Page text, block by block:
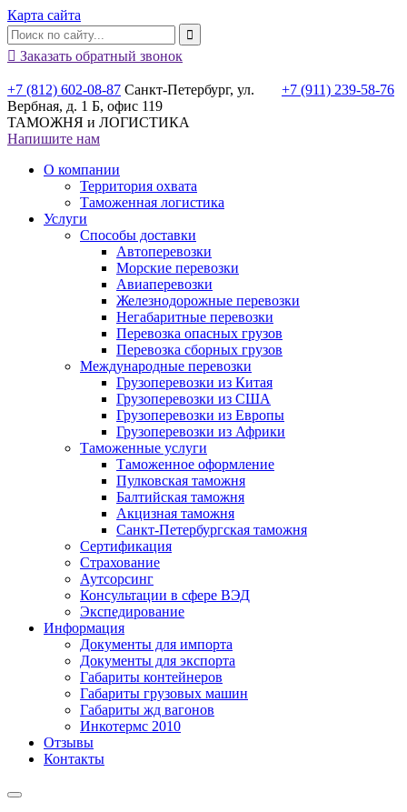
Карта сайта
 Заказать обратный звонок
+7 (812) 602-08-87 +7 (911) 239-58-76
Санкт-Петербург, ул.
Вербная, д. 1 Б, офис 119
ТАМОЖНЯ и ЛОГИСТИКА
Напишите нам
О компании
Территория охвата
Таможенная логистика
Услуги
Способы доставки
Автоперевозки
Морские перевозки
Авиаперевозки
Железнодорожные перевозки
Негабаритные перевозки
Перевозка опасных грузов
Перевозка сборных грузов
Международные перевозки
Грузоперевозки из Китая
Грузоперевозки из США
Грузоперевозки из Европы
Грузоперевозки из Африки
Таможенные услуги
Таможенное оформление
Пулковская таможня
Балтийская таможня
Акцизная таможня
Санкт-Петербургская таможня
Сертификация
Страхование
Аутсорсинг
Консультации в сфере ВЭД
Экспедирование
Информация
Документы для импорта
Документы для экспорта
Габариты контейнеров
Габариты грузовых машин
Габариты жд вагонов
Инкотермс 2010
Отзывы
Контакты